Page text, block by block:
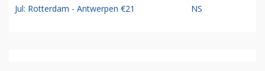
Jul: Rotterdam - Antwerpen €21 NS